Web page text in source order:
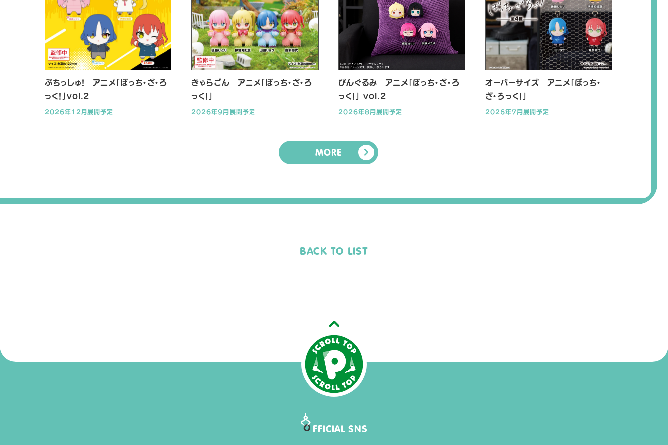
ぷちっしゅ！ アニメ「ぼっち・ざ・ろ
っく！」vol.2
2026年12月展開予定
きゃらごん アニメ「ぼっち・ざ・ろ
っく！」
2026年9月展開予定
ぴんぐるみ アニメ「ぼっち・ざ・ろ
っく！」 vol.2
2026年8月展開予定
オーバーサイズ アニメ「ぼっち・
ざ・ろっく！」
2026年7月展開予定
MORE
BACK TO LIST
O
FFICIAL SNS